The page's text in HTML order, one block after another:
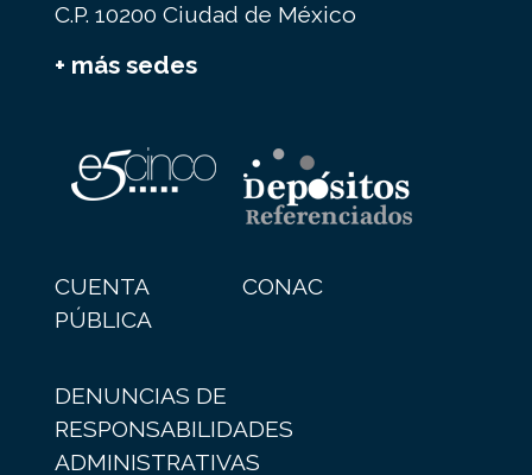
C.P. 10200 Ciudad de México
+ más sedes
CUENTA
PÚBLICA
CONAC
DENUNCIAS DE
RESPONSABILIDADES
ADMINISTRATIVAS